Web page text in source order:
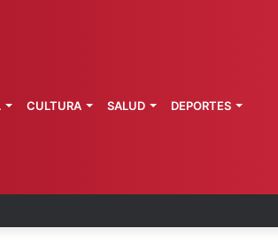
explosión de pipa deja 20
CULTURA SALUD DEPORTES